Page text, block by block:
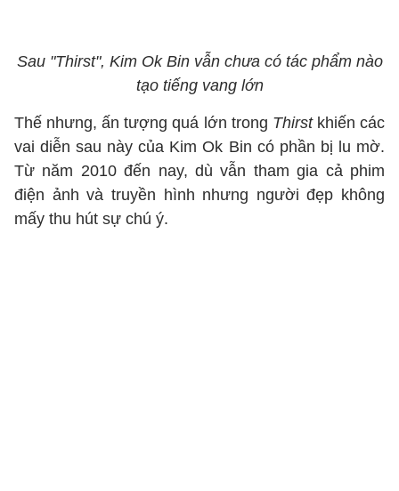
Sau "Thirst", Kim Ok Bin vẫn chưa có tác phẩm nào
tạo tiếng vang lớn
Thế nhưng, ấn tượng quá lớn trong Thirst khiến các
vai diễn sau này của Kim Ok Bin có phần bị lu mờ.
Từ năm 2010 đến nay, dù vẫn tham gia cả phim
điện ảnh và truyền hình nhưng người đẹp không
mấy thu hút sự chú ý.